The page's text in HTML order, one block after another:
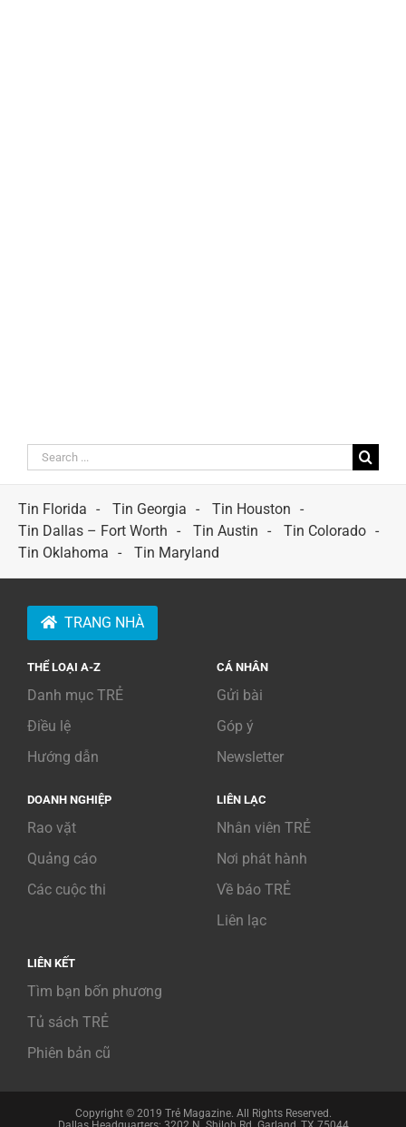
Search
for:
Tin Florida
Tin Georgia
Tin Houston
Tin Dallas – Fort Worth
Tin Austin
Tin Colorado
Tin Oklahoma
Tin Maryland
TRANG NHÀ
THỂ LOẠI A-Z
Danh mục TRẺ
Điều lệ
Hướng dẫn
CÁ NHÂN
Gửi bài
Góp ý
Newsletter
DOANH NGHIỆP
Rao vặt
Quảng cáo
Các cuộc thi
LIÊN LẠC
Nhân viên TRẺ
Nơi phát hành
Về báo TRẺ
Liên lạc
LIÊN KẾT
Tìm bạn bốn phương
Tủ sách TRẺ
Phiên bản cũ
Copyright © 2019 Trẻ Magazine. All Rights Reserved.